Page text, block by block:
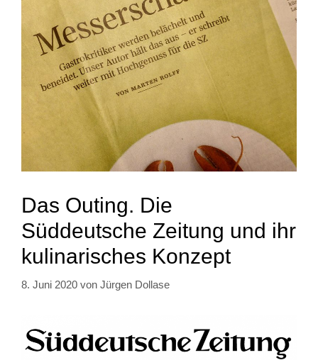
Das Outing. Die
Süddeutsche Zeitung und ihr
kulinarisches Konzept
8. Juni 2020 von Jürgen Dollase